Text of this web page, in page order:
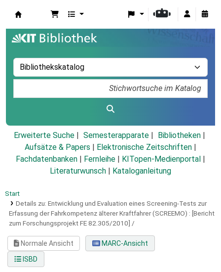
Erweiterte Suche Semesterapparate
Bibliotheken
Aufsätze & Papers
Elektronische Zeitschriften
Fachdatenbanken
Fernleihe KITopen-Medienportal
Literaturwunsch
Kataloganleitung
Start
Details zu: Entwicklung und Evaluation eines Screening-Tests zur
Erfassung der Fahrkompetenz älterer Kraftfahrer (SCREEMO) : [Bericht
zum Forschungsprojekt FE 82.305/2010] /
Normale Ansicht
MARC-Ansicht
ISBD